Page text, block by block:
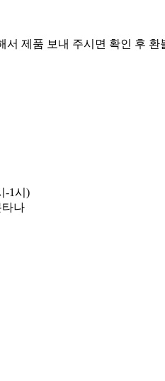
서 제품 보내 주시면 확인 후 환
-1시)
타나